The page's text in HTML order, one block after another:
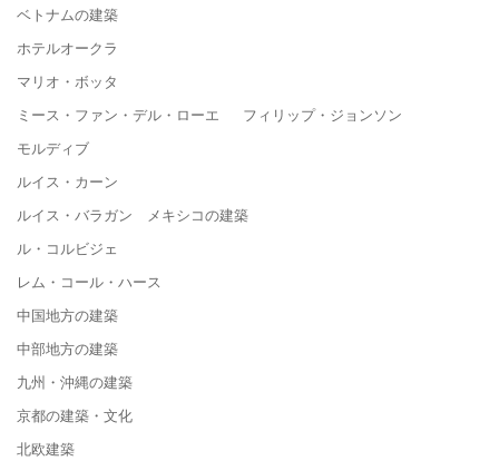
ベトナムの建築
ホテルオークラ
マリオ・ボッタ
ミース・ファン・デル・ローエ フィリップ・ジョンソン
モルディブ
ルイス・カーン
ルイス・バラガン メキシコの建築
ル・コルビジェ
レム・コール・ハース
中国地方の建築
中部地方の建築
九州・沖縄の建築
京都の建築・文化
北欧建築